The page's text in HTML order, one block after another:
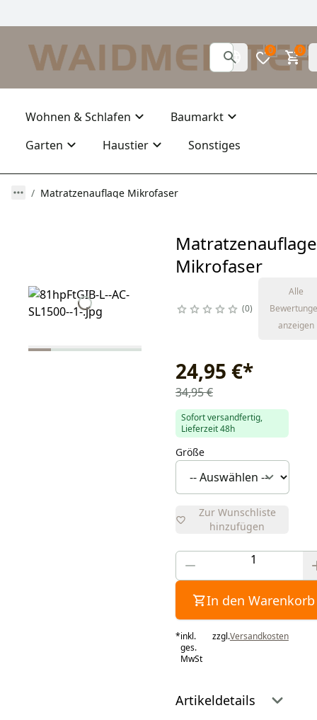
0 0
Wohnen & Schlafen
Baumarkt
Garten
Haustier Sonstiges
Matratzenauflage Mikrofaser
Matratzenauflage
Mikrofaser
0
Alle
anzeigen
24,95 €*
34,95 €
Sofort versandfertig,
Lieferzeit 48h
Größe
Zur Wunschliste
hinzufügen
In den Warenkorb
*inkl.
ges.
MwSt
zzgl.Versandkosten
Artikeldetails